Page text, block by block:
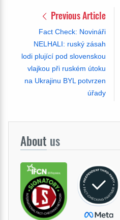
Previous Article
Fact Check: Novináři
NELHALI: ruský zásah
lodi plující pod slovenskou
vlajkou při ruském útoku
na Ukrajinu BYL potvrzen
úřady
About us